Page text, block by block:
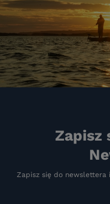
Zapisz
Zapisz się do newslettera